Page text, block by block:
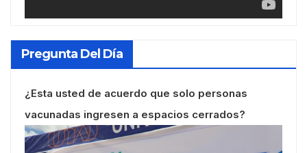
Pregunta Del Día
¿Esta usted de acuerdo que solo personas
vacunadas ingresen a espacios cerrados?